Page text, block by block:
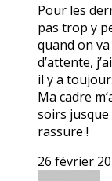
Pour les
pas trop y
quand on
d’attente,
il y a
Ma cadre
soirs jusque
rassure !
26 février